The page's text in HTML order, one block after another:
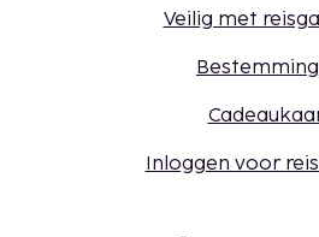
Veilig met
Inloggen voor